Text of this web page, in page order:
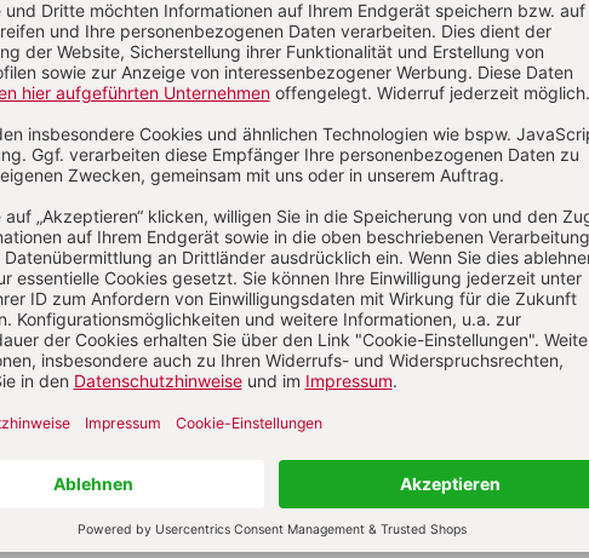
Fuhrmann, geb. 1969 war nach einer mehrjährigen Tätigkeit
in einer großen internationalen Anwaltssozietät in
2003 ist er an der Geschäftsstelle des Verbandes der Diözesen
unter anderem für Grundsatzfragen des Kirchlichen
zuständig. Mehrere Veröffentlichungen zum kirchlichen
Karin Prien:„Die Bedrohungen nehmen